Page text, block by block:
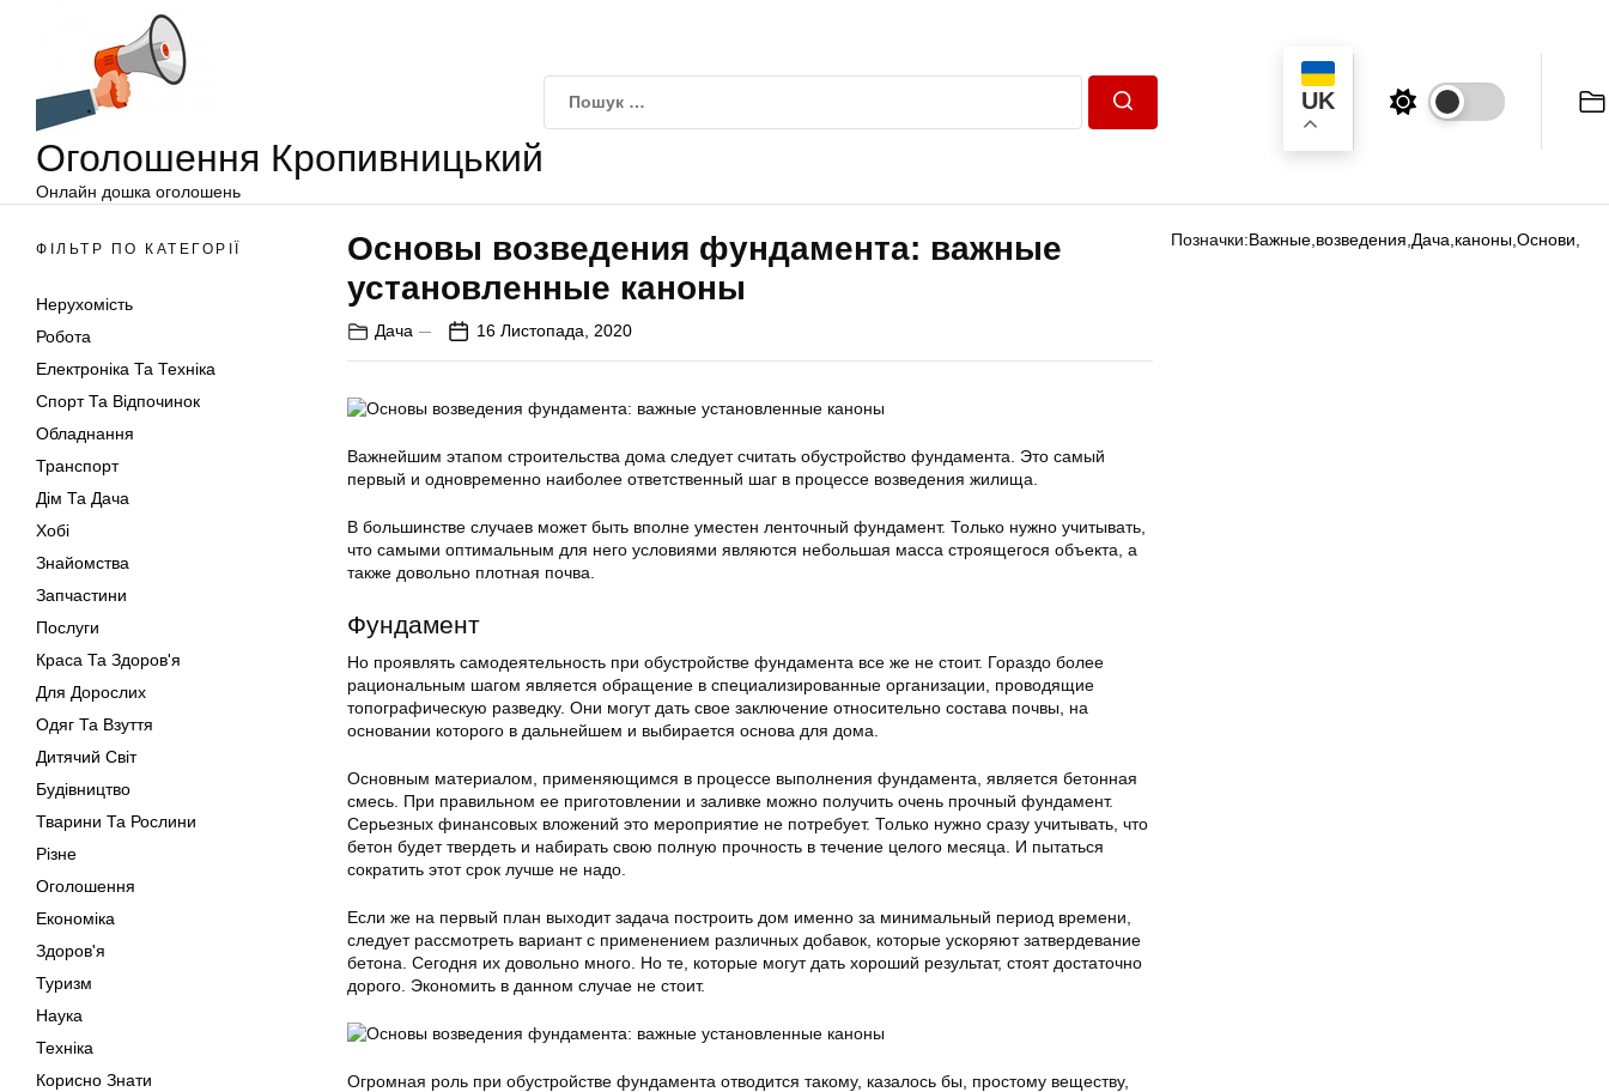
Оголошення Кропивницький
Онлайн дошка оголошень
UK
ФІЛЬТР ПО КАТЕГОРІЇ
Нерухомість
Робота
Електроніка Та Техніка
Спорт Та Відпочинок
Обладнання
Транспорт
Дім Та Дача
Хобі
Знайомства
Запчастини
Послуги
Краса Та Здоров'я
Для Дорослих
Одяг Та Взуття
Дитячий Світ
Будівництво
Тварини Та Рослини
Різне
Оголошення
Економіка
Здоров'я
Туризм
Наука
Техніка
Корисно Знати
Основы возведения фундамента: важные
установленные каноны
Дача 16 Листопада, 2020
Важнейшим этапом строительства дома следует считать обустройство фундамента. Это самый
первый и одновременно наиболее ответственный шаг в процессе возведения жилища.
В большинстве случаев может быть вполне уместен ленточный фундамент. Только нужно учитывать,
что самыми оптимальным для него условиями являются небольшая масса строящегося объекта, а
также довольно плотная почва.
Фундамент
Но проявлять самодеятельность при обустройстве фундамента все же не стоит. Гораздо более
рациональным шагом является обращение в специализированные организации, проводящие
топографическую разведку. Они могут дать свое заключение относительно состава почвы, на
основании которого в дальнейшем и выбирается основа для дома.
Основным материалом, применяющимся в процессе выполнения фундамента, является бетонная
смесь. При правильном ее приготовлении и заливке можно получить очень прочный фундамент.
Серьезных финансовых вложений это мероприятие не потребует. Только нужно сразу учитывать, что
бетон будет твердеть и набирать свою полную прочность в течение целого месяца. И пытаться
сократить этот срок лучше не надо.
Если же на первый план выходит задача построить дом именно за минимальный период времени,
следует рассмотреть вариант с применением различных добавок, которые ускоряют затвердевание
бетона. Сегодня их довольно много. Но те, которые могут дать хороший результат, стоят достаточно
дорого. Экономить в данном случае не стоит.
Огромная роль при обустройстве фундамента отводится такому, казалось бы, простому веществу,
Позначки:Важные, возведения Дача каноны, Основи